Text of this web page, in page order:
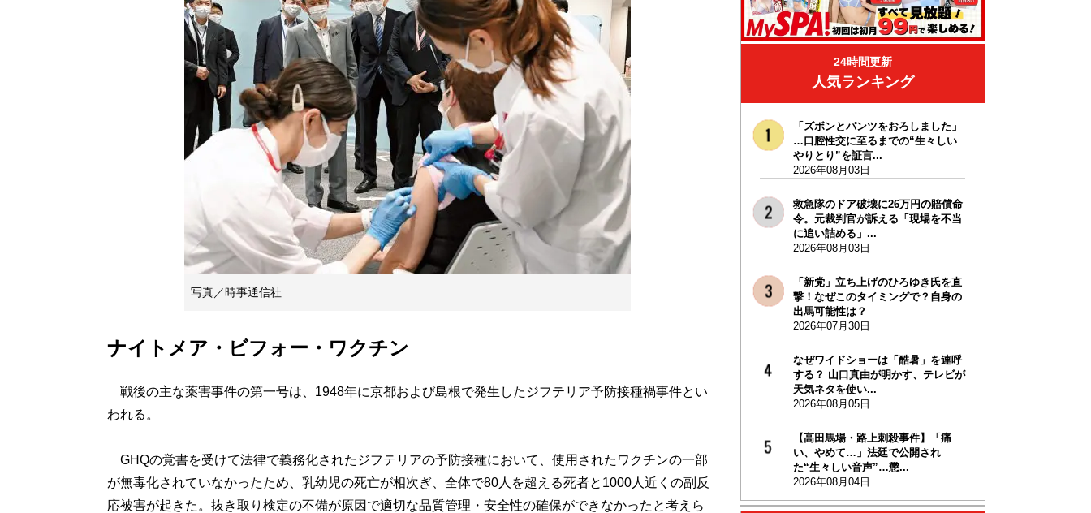
写真／時事通信社
ナイトメア・ビフォー・ワクチン
戦後の主な薬害事件の第一号は、1948年に京都および島根で発生したジフテリア予防接種禍事件とい
われる。
GHQの覚書を受けて法律で義務化されたジフテリアの予防接種において、使用されたワクチンの一部
が無毒化されていなかったため、乳幼児の死亡が相次ぎ、全体で80人を超える死者と1000人近くの副反
応被害が起きた。抜き取り検定の不備が原因で適切な品質管理・安全性の確保ができなかったと考えら
24時間更新
人気ランキング
「ズボンとパンツをおろしました」
…口腔性交に至るまでの“生々しい
やりとり”を証言...
2026年08月03日
救急隊のドア破壊に26万円の賠償命
令。元裁判官が訴える「現場を不当
に追い詰める」...
2026年08月03日
「新党」立ち上げのひろゆき氏を直
撃！なぜこのタイミングで？自身の
出馬可能性は？
2026年07月30日
なぜワイドショーは「酷暑」を連呼
する？ 山口真由が明かす、テレビが
天気ネタを使い...
2026年08月05日
【高田馬場・路上刺殺事件】「痛
い、やめて…」法廷で公開され
た“生々しい音声”…懲...
2026年08月04日